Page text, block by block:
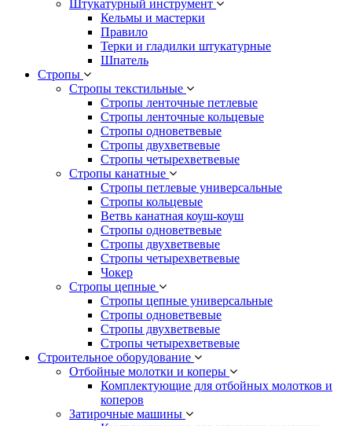
Штукатурный инструмент
Кельмы и мастерки
Правило
Терки и гладилки штукатурные
Шпатель
Стропы
Стропы текстильные
Стропы ленточные петлевые
Стропы ленточные кольцевые
Стропы одноветвевые
Стропы двухветвевые
Стропы четырехветвевые
Стропы канатные
Стропы петлевые универсальные
Стропы кольцевые
Ветвь канатная коуш-коуш
Стропы одноветвевые
Стропы двухветвевые
Стропы четырехветвевые
Чокер
Стропы цепные
Стропы цепные универсальные
Стропы одноветвевые
Стропы двухветвевые
Стропы четырехветвевые
Строительное оборудование
Отбойные молотки и коперы
Комплектующие для отбойных молотков и
коперов
Затирочные машины